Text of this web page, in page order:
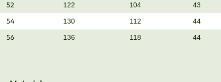
52 122 104 43
54 130 112 44
56 136 118 44